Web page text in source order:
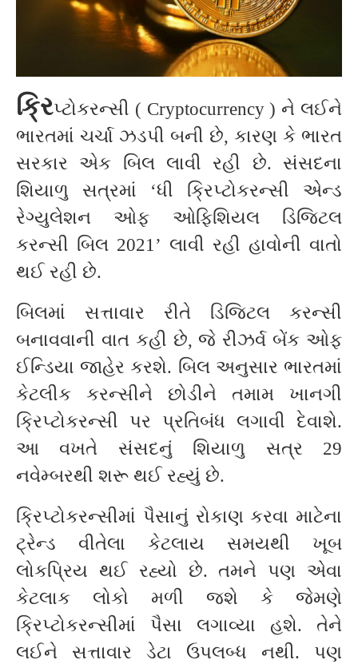
ક્રિપ્ટોકરન્સી ( Cryptocurrency ) ને લઈને
ભારતમાં ચર્ચા ઝડપી બની છે, કારણ કે ભારત
સરકાર એક બિલ લાવી રહી છે. સંસદના
શિયાળુ સત્રમાં ‘ધી ક્રિપ્ટોકરન્સી એન્ડ
રેગ્યુલેશન ઓફ ઓફિશિયલ ડિજિટલ
કરન્સી બિલ 2021’ લાવી રહી હાવોની વાતો
થઈ રહી છે.
બિલમાં સત્તાવાર રીતે ડિજિટલ કરન્સી
બનાવવાની વાત કહી છે, જે રીઝર્વ બેંક ઓફ
ઈન્ડિયા જાહેર કરશે. બિલ અનુસાર ભારતમાં
કેટલીક કરન્સીને છોડીને તમામ ખાનગી
ક્રિપ્ટોકરન્સી પર પ્રતિબંધ લગાવી દેવાશે.
આ વખતે સંસદનું શિયાળુ સત્ર 29
નવેમ્બરથી શરૂ થઈ રહ્યું છે.
ક્રિપ્ટોકરન્સીમાં પૈસાનું રોકાણ કરવા માટેના
ટ્રેન્ડ વીતેલા કેટલાય સમયથી ખૂબ
લોકપ્રિય થઈ રહ્યો છે. તમને પણ એવા
કેટલાક લોકો મળી જશે કે જેમણે
ક્રિપ્ટોકરન્સીમાં પૈસા લગાવ્યા હશે. તેને
લઈને સત્તાવાર ડેટા ઉપલબ્ધ નથી. પણ